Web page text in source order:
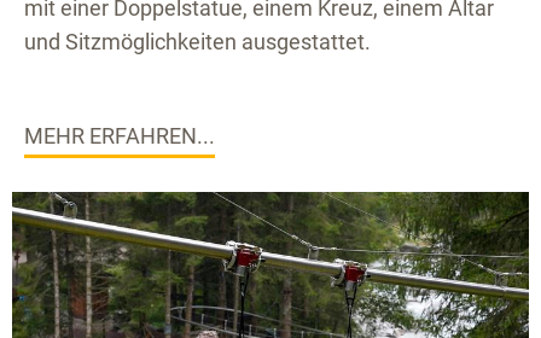
mit einer Doppelstatue, einem Kreuz, einem Altar
und Sitzmöglichkeiten ausgestattet.
MEHR ERFAHREN...